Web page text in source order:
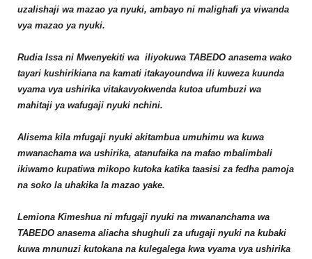
uzalishaji wa mazao ya nyuki, ambayo ni malighafi ya viwanda
vya mazao ya nyuki.
Rudia Issa ni Mwenyekiti wa iliyokuwa TABEDO anasema wako
tayari kushirikiana na kamati itakayoundwa ili kuweza kuunda
vyama vya ushirika vitakavyokwenda kutoa ufumbuzi wa
mahitaji ya wafugaji nyuki nchini.
Alisema kila mfugaji nyuki akitambua umuhimu wa kuwa
mwanachama wa ushirika, atanufaika na mafao mbalimbali
ikiwamo kupatiwa mikopo kutoka katika taasisi za fedha pamoja
na soko la uhakika la mazao yake.
Lemiona Kimeshua ni mfugaji nyuki na mwananchama wa
TABEDO anasema aliacha shughuli za ufugaji nyuki na kubaki
kuwa mnunuzi kutokana na kulegalega kwa vyama vya ushirika